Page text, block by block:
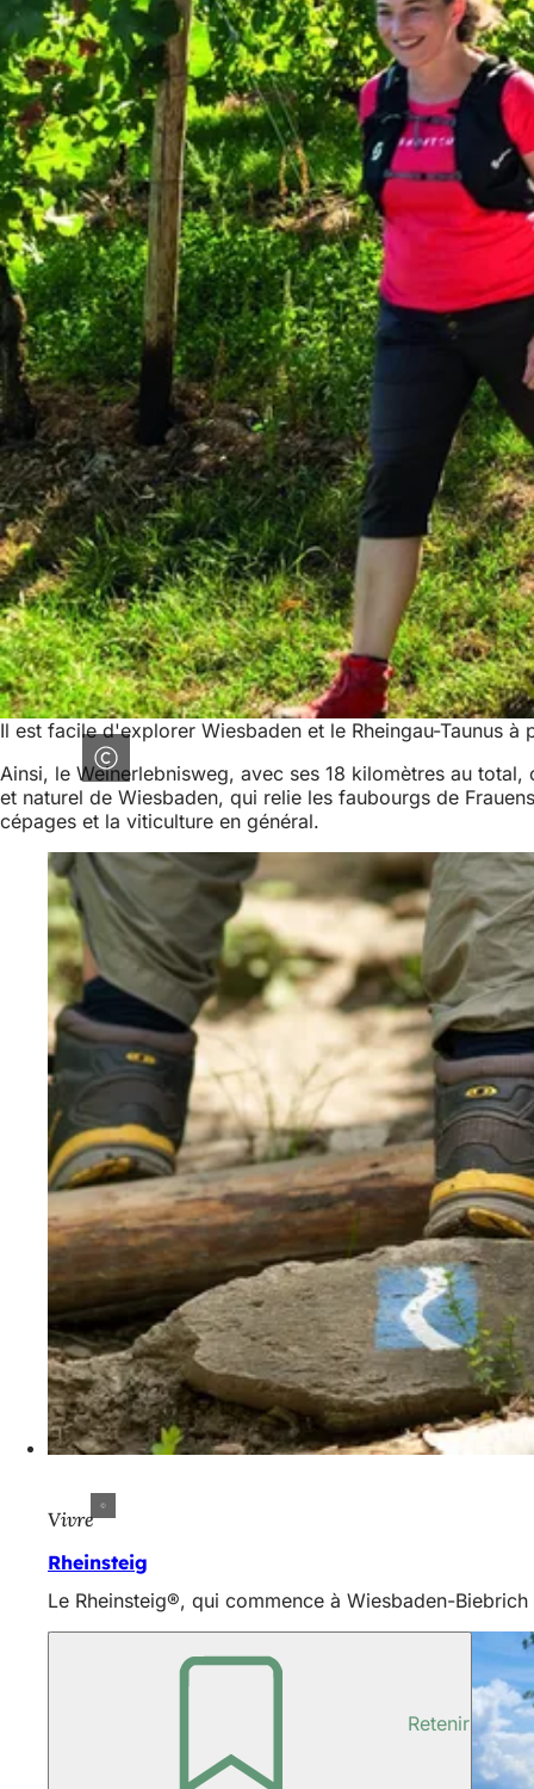
Il est facile d'explorer Wiesbaden et le Rheingau-Taunus
Ainsi, le Weinerlebnisweg, avec ses 18 kilomètres au
et naturel de Wiesbaden, qui relie les faubourgs de
cépages et la viticulture en général.
Vivre
Rheinsteig
Le Rheinsteig®, qui commence à Wiesbaden-
Retenir